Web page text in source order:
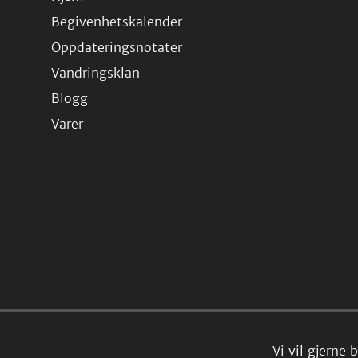
Vi vil gjerne
Begivenhetskalender
Oppdateringsnotater
Vandringsklan
Blogg
Varer